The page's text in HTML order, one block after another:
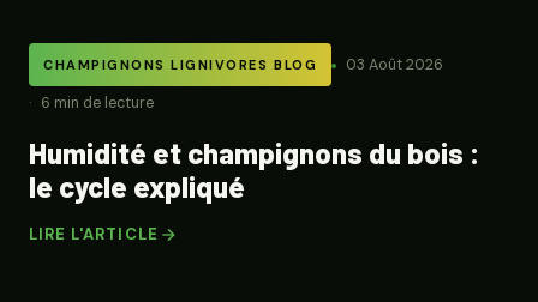
CHAMPIGNONS LIGNIVORES BLOG
03 Août 2026
6 min de lecture
Humidité et champignons du bois :
le cycle expliqué
LIRE L'ARTICLE